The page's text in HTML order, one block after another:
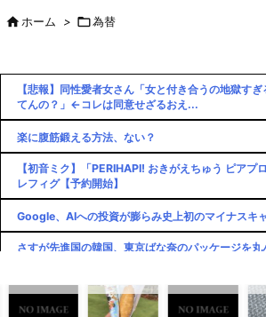
ホーム > 為替
【悲報】同性愛者女さん「女と付き合うの地獄す
てんの？」←コレは同意せざるおえ...
楽に腹筋鍛える方法、ない？
【初音ミク】「PERIHAPI! おきがえちゅう ピアプ
レフィグ【予約開始】
Google、AIへの投資が膨らみ史上初のマイナスキ
さすが先進国の韓国、東京ばな奈のパッケージを
岩屋氏「クルド人のビザ免除一時停止は直ちに実
い」